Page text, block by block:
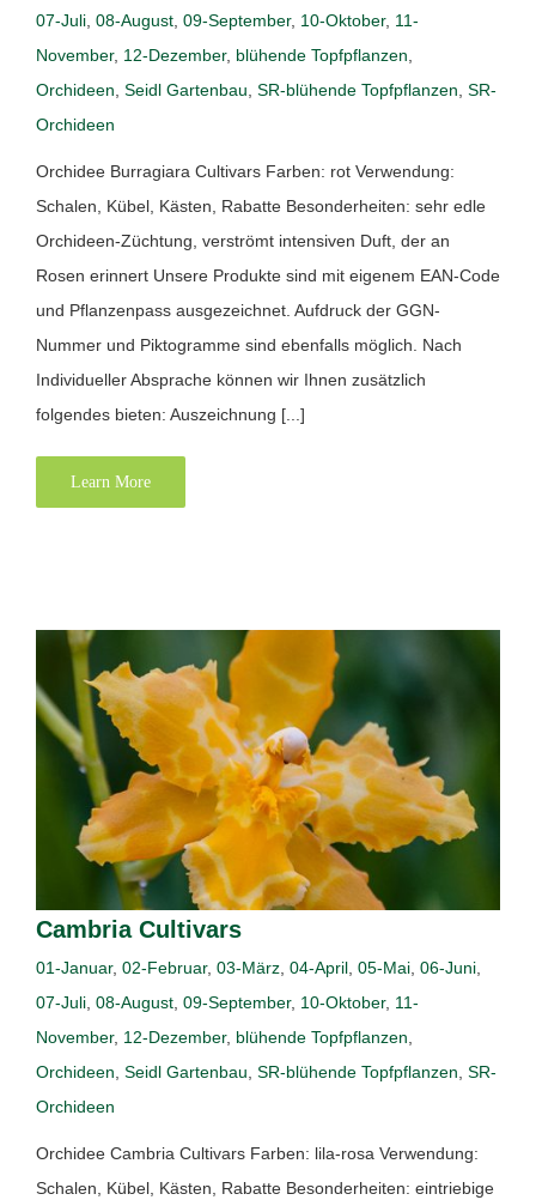
07-Juli, 08-August, 09-September, 10-Oktober, 11-
November, 12-Dezember, blühende Topfpflanzen,
Orchideen, Seidl Gartenbau, SR-blühende Topfpflanzen, SR-
Orchideen
Orchidee Burragiara Cultivars Farben: rot Verwendung:
Schalen, Kübel, Kästen, Rabatte Besonderheiten: sehr edle
Orchideen-Züchtung, verströmt intensiven Duft, der an
Rosen erinnert Unsere Produkte sind mit eigenem EAN-Code
und Pflanzenpass ausgezeichnet. Aufdruck der GGN-
Nummer und Piktogramme sind ebenfalls möglich. Nach
Individueller Absprache können wir Ihnen zusätzlich
folgendes bieten: Auszeichnung [...]
Learn More
Cambria Cultivars
01-Januar, 02-Februar, 03-März, 04-April, 05-Mai, 06-Juni,
07-Juli, 08-August, 09-September, 10-Oktober, 11-
November, 12-Dezember, blühende Topfpflanzen,
Orchideen, Seidl Gartenbau, SR-blühende Topfpflanzen, SR-
Orchideen
Orchidee Cambria Cultivars Farben: lila-rosa Verwendung:
Schalen, Kübel, Kästen, Rabatte Besonderheiten: eintriebige